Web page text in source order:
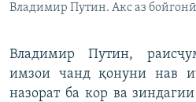
Владимир Путин. Акс аз бойгонӣ
Владимир Путин,
имзои чанд қонуни нав
назорат ба кор ва